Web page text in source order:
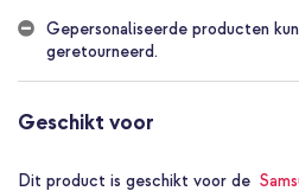
​​Met een handige magneetsluiting
beschermt je telefoon tegen
snel toegang hebt tot je telefoon
Ben je op zoek naar een cadeau dat
Gepersonaliseerde producten
geretourneerd.
Geschikt voor
Dit product is geschikt voor de